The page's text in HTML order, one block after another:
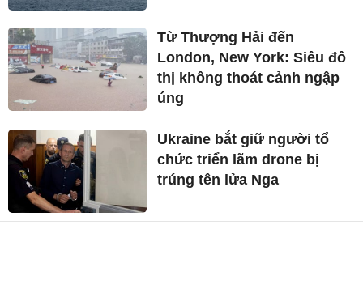
Từ Thượng Hải đến
London, New York: Siêu đô
thị không thoát cảnh ngập
úng
Ukraine bắt giữ người tổ
chức triển lãm drone bị
trúng tên lửa Nga